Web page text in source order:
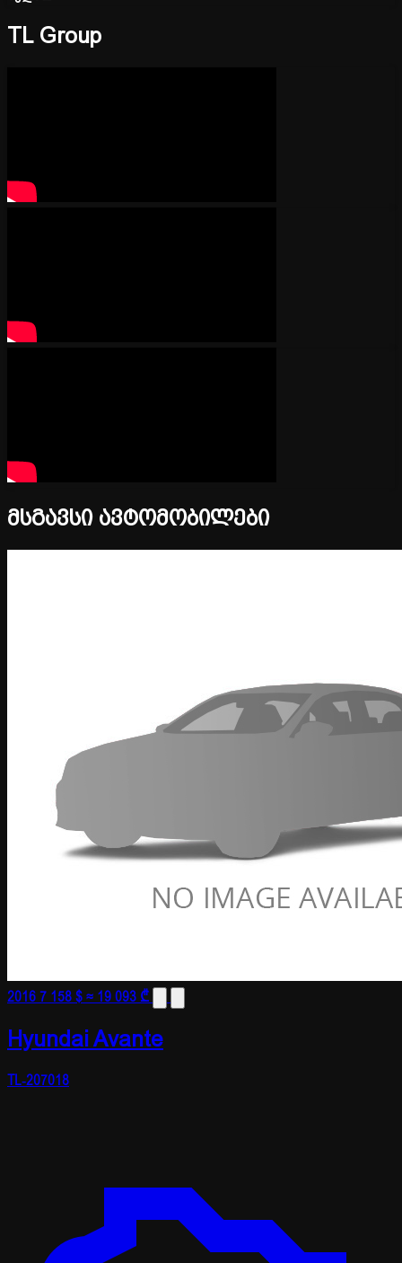
TL Group
მსგავსი ავტომობილები
20167 158 $≈ 19 093 ₾
Hyundai Avante
TL-207018